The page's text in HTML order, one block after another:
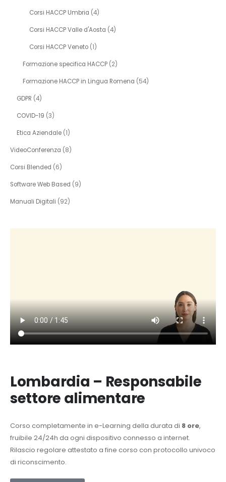
Corsi HACCP Umbria (4)
Corsi HACCP Valle d'Aosta (4)
Corsi HACCP Veneto (1)
Formazione specifica HACCP (2)
Formazione HACCP in Lingua Romena (54)
GDPR (4)
COVID-19 (3)
Etica Aziendale (1)
VideoConferenza (8)
Corsi Blended (6)
Software Web Based (9)
Manuali Digitali (92)
Lombardia – Responsabile
settore alimentare
Corso completamente in e-Learning della durata di 8 ore,
fruibile 24/24h da ogni dispositivo connesso a internet.
Rilascio regolare attestato a fine corso con protocollo univoco
di riconscimento.